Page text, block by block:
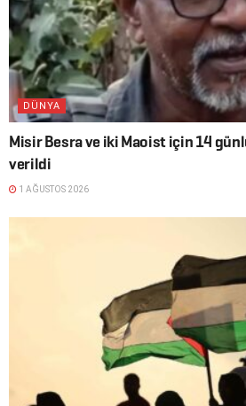
DÜNYA
Misir Besra ve iki Maoist için 14
verildi
1 AĞUSTOS 2026